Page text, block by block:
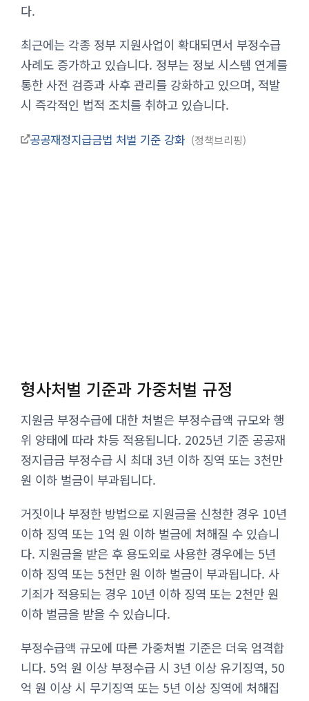
다.
최근에는 각종 정부 지원사업이 확대되면서 부정수급
사례도 증가하고 있습니다. 정부는 정보 시스템 연계를
통한 사전 검증과 사후 관리를 강화하고 있으며, 적발
시 즉각적인 법적 조치를 취하고 있습니다.
공공재정지급금법 처벌 기준 강화 정책브리핑
형사처벌 기준과 가중처벌 규정
지원금 부정수급에 대한 처벌은 부정수급액 규모와 행
위 양태에 따라 차등 적용됩니다. 2025년 기준 공공재
정지급금 부정수급 시 최대 3년 이하 징역 또는 3천만
원 이하 벌금이 부과됩니다.
거짓이나 부정한 방법으로 지원금을 신청한 경우 10년
이하 징역 또는 1억 원 이하 벌금에 처해질 수 있습니
다. 지원금을 받은 후 용도외로 사용한 경우에는 5년
이하 징역 또는 5천만 원 이하 벌금이 부과됩니다. 사
기죄가 적용되는 경우 10년 이하 징역 또는 2천만 원
이하 벌금을 받을 수 있습니다.
부정수급액 규모에 따른 가중처벌 기준은 더욱 엄격합
니다. 5억 원 이상 부정수급 시 3년 이상 유기징역, 50
억 원 이상 시 무기징역 또는 5년 이상 징역에 처해집